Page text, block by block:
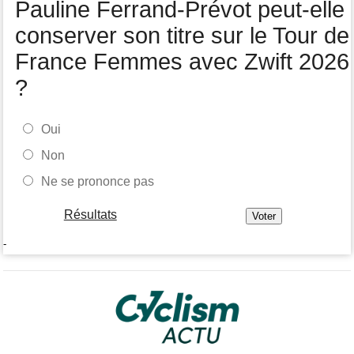
Felix Gall remporte la 3e étape et prend les commandes du
général
Pauline Ferrand-Prévot peut-elle
conserver son titre sur le Tour de
France Femmes avec Zwift 2026
?
Oui
Non
Ne se prononce pas
Résultats
-